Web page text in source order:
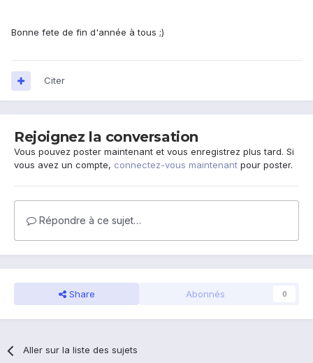
Bonne fete de fin d'année à tous ;)
Citer
Rejoignez la conversation
Vous pouvez poster maintenant et vous enregistrez plus tard. Si
vous avez un compte, connectez-vous maintenant pour poster.
Répondre à ce sujet…
Share Abonnés 0
Aller sur la liste des sujets